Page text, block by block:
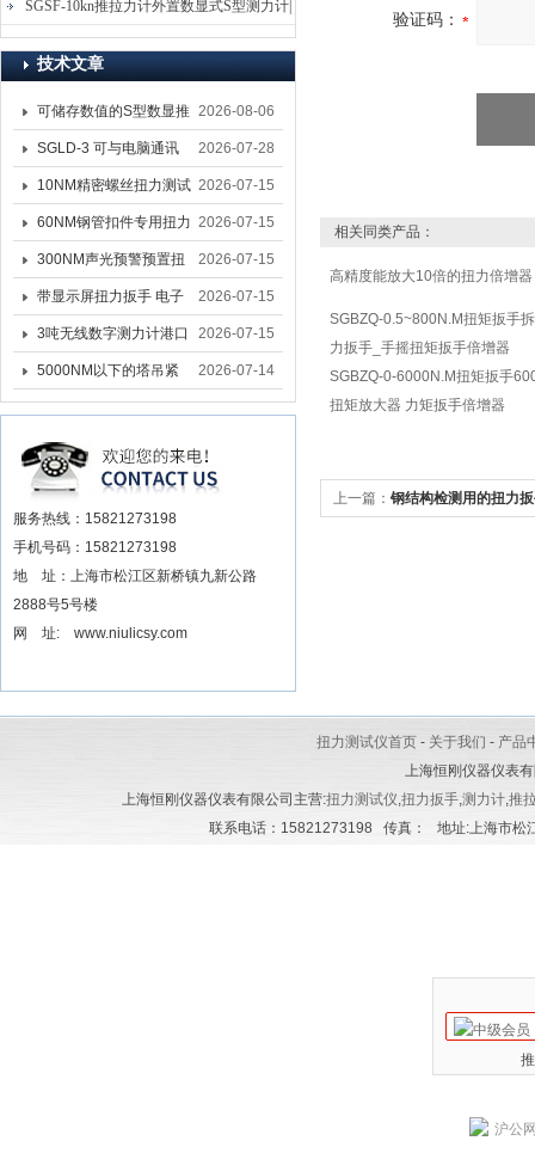
计-数字拉压力双向测力仪
SGSF-10kn推拉力计外置数显式S型测力计|
手持连线式拉压力计
技术文章
可储存数值的S型数显推
拉力计 SGSF-100外置
式测力计
2026-08-06
SGLD-3 可与电脑通讯
的无线测力计 0.03-3T化
工行业用遥控式推拉力
计
2026-07-28
10NM精密螺丝扭力测试
专用扭矩扳手,产线质检
螺丝扭力专用扳手厂家
2026-07-15
60NM钢管扣件专用扭力
扳手 脚手架扭力检测扳
手 工地扣件扭矩扳手品
牌
2026-07-15
300NM声光预警预置扭
力扳手 工业紧固专用数
显扭力工具厂家
2026-07-15
带显示屏扭力扳手 电子
数显扭力扳手 20NM精
准可调力矩扳手品牌
2026-07-15
3吨无线数字测力计港口
吊装专用
2026-07-15
5000NM以下的塔吊紧
固大扭力电动扳手 塔机
安装电动扳手厂家
2026-07-14
服务热线：15821273198
手机号码：15821273198
地 址：上海市松江区新桥镇九新公路
2888号5号楼
网 址: www.niulicsy.com
验证码：
相关同类产品：
高精度能放大10倍的扭力倍增器
SGBZQ-0.5~800N.M扭矩扳手
力扳手_手摇扭矩扳手倍增器
SGBZQ-0-6000N.M扭矩扳手
扭矩放大器 力矩扳手倍增器
上一篇： 钢结构检测用的扭力
扭力测试仪首页 - 关于我们 - 产品
上海恒刚仪器仪表
上海恒刚仪器仪表有限公司主营:扭力测试仪,扭力扳手,测力计,推
联系电话：15821273198 传真： 地址:上海市
沪公